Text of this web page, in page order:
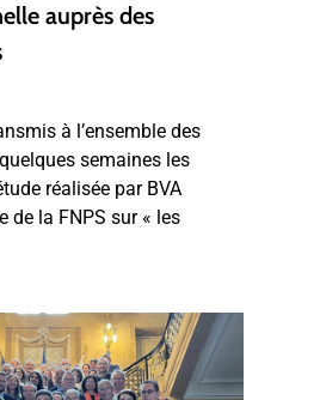
auprès des
à l’ensemble des
semaines les
réalisée par BVA
de la FNPS sur « les